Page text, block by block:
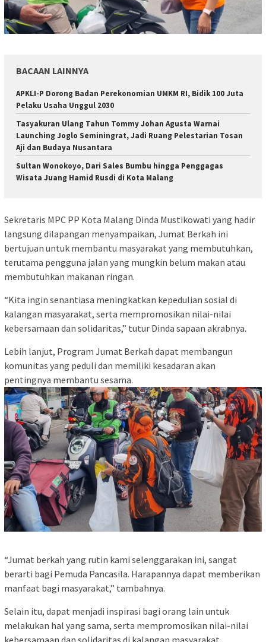
BACAAN LAINNYA
APKLI-P Dorong Badan Perekonomian UMKM RI, Bidik 100 Juta
Pelaku Usaha Unggul 2030
Tasyakuran Ulang Tahun Tommy Johan Agusta Warnai
Launching Joglo Seminingrat, Jadi Ruang Pelestarian Tosan
Aji dan Budaya Nusantara
Sultan Wonokoyo, Dari Sales Bumbu hingga Penggagas
Wisata Juang Hamid Rusdi di Kota Malang
Sekretaris MPC PP Kota Malang Dinda Mustikowati yang hadir
langsung dilapangan menyampaikan, Jumat Berkah ini
bertujuan untuk membantu masyarakat yang membutuhkan,
terutama pengguna jalan yang mungkin belum makan atau
membutuhkan makanan ringan.
“Kita ingin senantiasa meningkatkan kepedulian sosial di
kalangan masyarakat, serta mempromosikan nilai-nilai
kebersamaan dan solidaritas,” tutur Dinda sapaan akrabnya.
Lebih lanjut, Program Jumat Berkah dapat membangun
komunitas yang peduli dan memiliki kesadaran akan
pentingnya membantu sesama.
“Jumat berkah yang rutin kami selenggarakan ini, sangat
berarti bagi Pemuda Pancasila. Harapannya dapat memberikan
manfaat bagi masyarakat,” tambahnya.
Selain itu, dapat menjadi inspirasi bagi orang lain untuk
melakukan hal yang sama, serta mempromosikan nilai-nilai